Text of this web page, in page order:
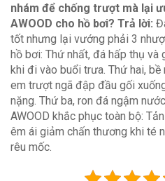
nhám để chống trượt mà lại
AWOOD cho hồ bơi? Trả lời:
tốt nhưng lại vướng phải 3
hồ bơi: Thứ nhất, đá hấp thụ và
khi đi vào buổi trưa. Thứ hai,
em trượt ngã đập đầu gối
nặng. Thứ ba, ron đá ngậm
AWOOD khắc phục toàn bộ:
êm ái giảm chấn thương khi té
rêu mốc.